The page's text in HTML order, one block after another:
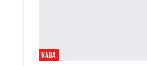
NADA